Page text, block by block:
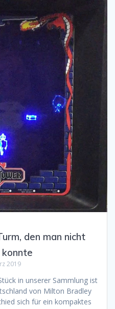
den man nicht
2019
in unserer Sammlung ist
von Milton Bradley
sich für ein kompaktes